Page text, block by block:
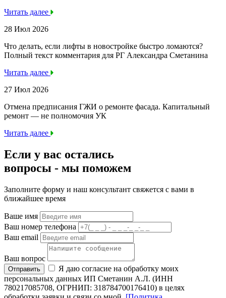
Читать далее
28 Июл 2026
Что делать, если лифты в новостройке быстро ломаются?
Полный текст комментария для РГ Александра Сметанина
Читать далее
27 Июл 2026
Отмена предписания ГЖИ о ремонте фасада. Капитальный
ремонт — не полномочия УК
Читать далее
Если у вас остались
вопросы - мы поможем
Заполните форму и наш консультант свяжется с вами в
ближайшее время
Ваше имя
Ваш номер телефона
Ваш email
Ваш вопрос
Отправить
Я даю согласие на обработку моих
персональных данных ИП Сметанин А.Л. (ИНН
780217085708, ОГРНИП: 318784700176410) в целях